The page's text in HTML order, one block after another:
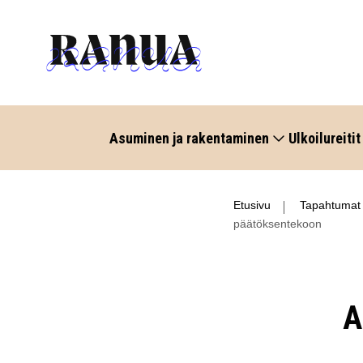
Asuminen ja rakentaminen
Etusivu
Tapahtumat
päätöksentekoon